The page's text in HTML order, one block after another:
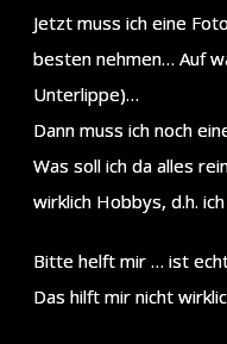
Jetzt muss ich eine
besten nehmen… Auf
Unterlippe)…
Dann muss ich noch
Was soll ich da alles
wirklich Hobbys, d.h.
Bitte helft mir … ist
Das hilft mir nicht